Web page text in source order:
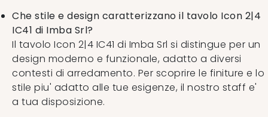
Che stile e design caratterizzano il tavolo Icon 2|4
IC41 di Imba Srl?
Il tavolo Icon 2|4 IC41 di Imba Srl si distingue per un
design moderno e funzionale, adatto a diversi
contesti di arredamento. Per scoprire le finiture e lo
stile piu' adatto alle tue esigenze, il nostro staff e'
a tua disposizione.